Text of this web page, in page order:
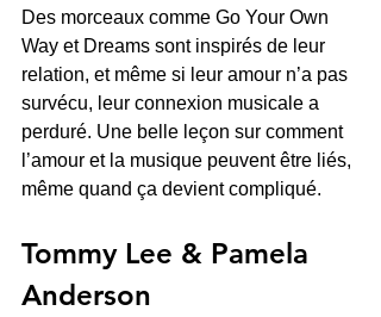
Des morceaux comme Go Your Own
Way et Dreams sont inspirés de leur
relation, et même si leur amour n’a pas
survécu, leur connexion musicale a
perduré. Une belle leçon sur comment
l’amour et la musique peuvent être liés,
même quand ça devient compliqué.
Tommy Lee & Pamela
Anderson